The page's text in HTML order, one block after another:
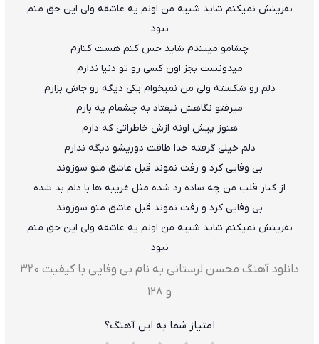
نفرینش نمیکنم شاید شبیه من اونم یه عاشقه ولی این حق منم
نبود
چشامو میبندم شاید حس کنم هست کنارم
میدونست بجز اون کسی رو تو دنیا ندارم
دلم رو شکسته ولی من نمیخوام یکی دیگه رو جاش بزارم
میرفتو نگاهش نیفتاد به چشمام یه بارم
هنوز پیش اونه ازش خاطراتی که دارم
دلم خیلی گرفته خدا طاقت دوریشو دیگه ندارم
بی وفایی کرد و رفت نموند قبل عاشق منو سوزوند
از کنار قلب من چه ساده رد شده مثل غریبه ها با دلم بد شده
بی وفایی کرد و رفت نموند قبل عاشق منو سوزوند
نفرینش نمیکنم شاید شبیه من اونم یه عاشقه ولی این حق منم
نبود
دانلود آهنگ محسن لرستانی به نام بی وفایی با کیفیت ۳۲۰
و ۱۲۸
امتیاز شما به این آهنگ؟